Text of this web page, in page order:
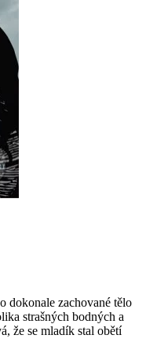
dokonale zachované tělo
strašných bodných a
že se mladík stal obětí